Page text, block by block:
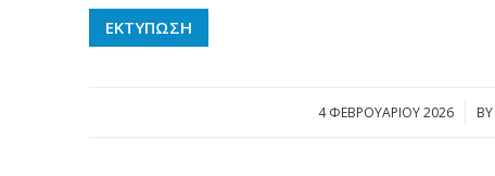
ΕΚΤΥΠΩΣΗ
4 ΦΕΒΡΟΥΑΡΊΟΥ 2026
/ BY